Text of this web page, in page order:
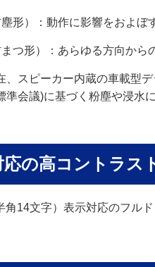
形）：動作に影響をおよぼ
つ形）：あらゆる方向から
スピーカー内蔵の車載型
準会議)に基づく粉塵や浸水
応の高コントラス
角14文字）表示対応のフル